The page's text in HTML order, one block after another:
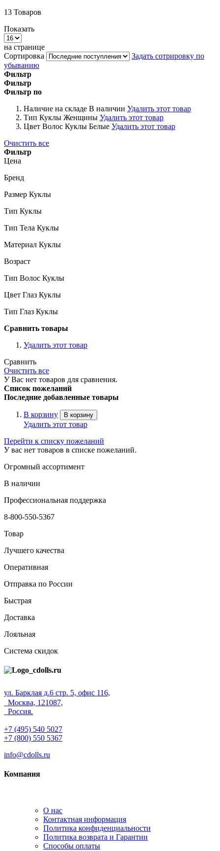
13 Товаров
Показать
на странице
Сортировка
Задать сотрировку по
убыванию
Фильтр
Фильтр
Фильтр по
Наличие на складе В наличии Удалить этот товар
Тип Куклы Женщины Удалить этот товар
Цвет Волос Куклы Белые Удалить этот товар
Очистить все
Фильтр
Цена
Бренд
Размер Куклы
Тип Куклы
Тип Тела Куклы
Материал Куклы
Возраст
Тип Волос Куклы
Цвет Глаз Куклы
Тип Глаз Куклы
Сравнить товары
Удалить этот товар
Сравнить
Очистить все
У Вас нет товаров для сравнения.
Список пожеланий
Последние добавленные товары
В корзину В корзину
Удалить этот товар
Перейти к списку пожеланий
У вас нет товаров в списке пожеланий.
Огромный ассортимент
В наличии
Профессиональная поддержка
8-800-550-5367
Товар
Лучшего качества
Оперативная
Отправка по России
Быстрая
Доставка
Лояльная
Система скидок
ул. Барклая д.6 стр. 5, офис 116,
Москва, 121087,
Россия.
+7 (495) 540 5027
+7 (800) 550 5367
info@cdolls.ru
Компания
О нас
Контактная информация
Политика конфиденциальности
Политика возврата и Гарантии
Способы оплаты